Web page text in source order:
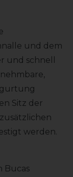
und dem
und schnell
Sitz der
werden.
Bucas